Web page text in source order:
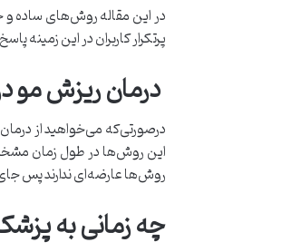
در این مقاله روش‌های ساده و
پرتکرار کاربران در این زمینه
درمان ریزش مو
درصورتی‌که می‌خواهید از
این روش‌ها در طول زمان مشخص
روش‌ها عارضه‌ای ندارند پس جای
چه زمانی به